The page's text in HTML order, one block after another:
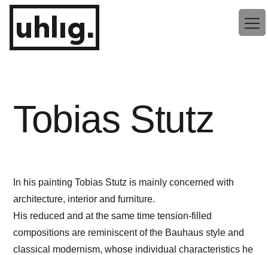
Zum
Inhalt
springenuhlig.
Tobias Stutz
In his painting Tobias Stutz is mainly concerned with
architecture, interior and furniture.
His reduced and at the same time tension-filled
compositions are reminiscent of the Bauhaus style and
classical modernism, whose individual characteristics he